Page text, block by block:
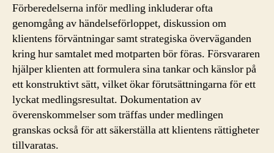
Förberedelserna inför medling inkluderar ofta
genomgång av händelseförloppet, diskussion om
klientens förväntningar samt strategiska överväganden
kring hur samtalet med motparten bör föras. Försvararen
hjälper klienten att formulera sina tankar och känslor på
ett konstruktivt sätt, vilket ökar förutsättningarna för ett
lyckat medlingsresultat. Dokumentation av
överenskommelser som träffas under medlingen
granskas också för att säkerställa att klientens rättigheter
tillvaratas.